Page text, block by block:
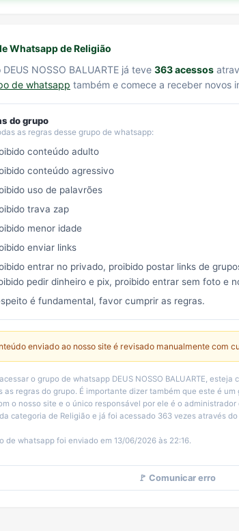
Whatsapp de Religião
NOSSO BALUARTE já teve 363 acessos
de whatsapp também e comece a receber novos
do grupo
as regras desse grupo de whatsapp:
conteúdo adulto
conteúdo agressivo
uso de palavrões
trava zap
menor idade
enviar links
entrar no privado, proibido postar links de
pedir dinheiro e pix, proibido entrar sem foto e
é fundamental, favor cumprir as regras.
enviado ao nosso site é revisado manualmente com
o grupo de whatsapp DEUS NOSSO BALUARTE,
as regras do grupo. É importante dizer também que este é
o nosso site e o único responsável por ele é o administrador
categoria de Religião e já foi acessado 363 vezes através
de whatsapp foi enviado em 13/06/2026 às 22:16.
🚩 Comunicar erro